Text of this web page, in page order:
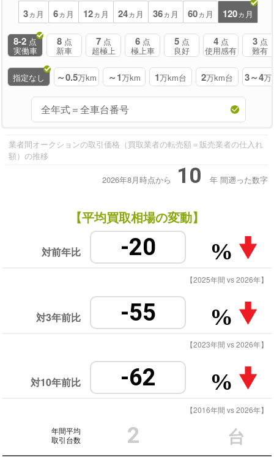
3ヵ月 6ヵ月 12ヵ月 24ヵ月 36ヵ月 60ヵ月 120ヵ月
8-2 点
実働車
8 点
新車
7 点
超極上
6 点
極上車
5 点
良好
4 点
使用感有
3 点
難有
指定なし ～0.5万km ～1万km 1万km台 2万km台 3～4万
業者間オークションの取引価格（買取業者の転売額＝販売業者の仕入れ
額）の推移
2026年8月時点から 10 年 間遡った数字
【平均買取相場の変動】
対前年比 -20 %
【2025年間 vs 2026年】
対3年前比 -55 %
【2023年間 vs 2026年】
対10年前比 -62 %
【2016年間 vs 2026年】
年間平均
取引台数
2 台